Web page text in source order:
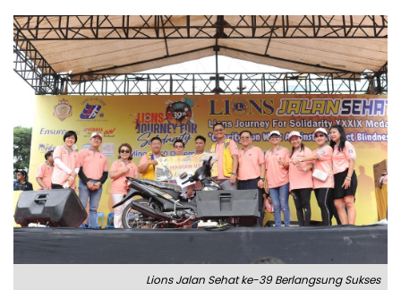
Lions Jalan Sehat ke-39 Berlangsung Sukses